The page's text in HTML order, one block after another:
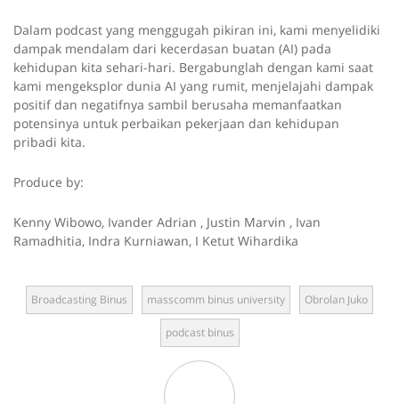
Dalam podcast yang menggugah pikiran ini, kami menyelidiki
dampak mendalam dari kecerdasan buatan (AI) pada
kehidupan kita sehari-hari. Bergabunglah dengan kami saat
kami mengeksplor dunia AI yang rumit, menjelajahi dampak
positif dan negatifnya sambil berusaha memanfaatkan
potensinya untuk perbaikan pekerjaan dan kehidupan
pribadi kita.
Produce by:
Kenny Wibowo, Ivander Adrian , Justin Marvin , Ivan
Ramadhitia, Indra Kurniawan, I Ketut Wihardika
Broadcasting Binus masscomm binus university Obrolan Juko
podcast binus